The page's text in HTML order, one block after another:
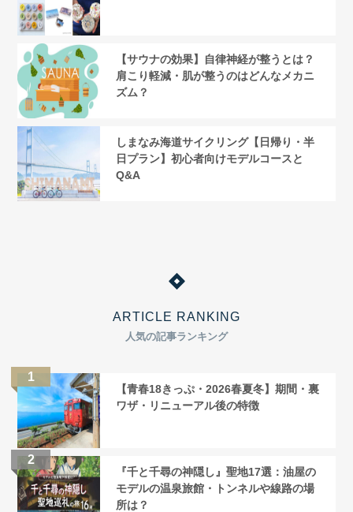
【サウナの効果】自律神経が整うとは？
肩こり軽減・肌が整うのはどんなメカニ
ズム？
しまなみ海道サイクリング【日帰り・半
日プラン】初心者向けモデルコースと
Q&A
ARTICLE RANKING
人気の記事ランキング
【青春18きっぷ・2026春夏冬】期間・裏
ワザ・リニューアル後の特徴
『千と千尋の神隠し』聖地17選：油屋の
モデルの温泉旅館・トンネルや線路の場
所は？